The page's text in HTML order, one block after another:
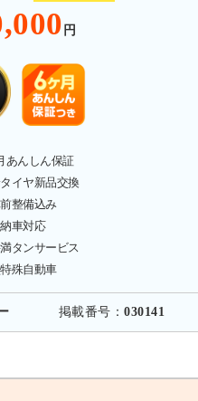
円
あんしん保証
イヤ新品交換
整備込み
車対応
タンサービス
殊自動車
掲載番号：030141